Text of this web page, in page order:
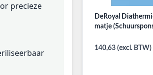
precieze
DeRoyal
matje
140,63 (excl. BTW)